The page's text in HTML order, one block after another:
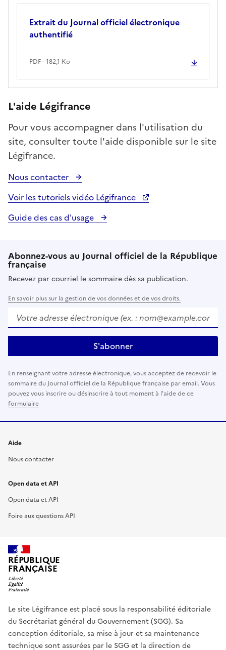
Extrait du Journal officiel électronique
authentifié
PDF - 182,1 Ko
L'aide Légifrance
Pour vous accompagner dans l'utilisation du
site, consulter toute l'aide disponible sur le site
Légifrance.
Nous contacter
Voir les tutoriels vidéo Légifrance
Guide des cas d'usage
Abonnez-vous au Journal officiel de la République
française
Recevez par courriel le sommaire dès sa publication.
En savoir plus sur la gestion de vos données et de vos droits.
Votre adresse électronique (ex. : nom@example.com
S'abonner
En renseignant votre adresse électronique, vous acceptez de recevoir le
sommaire du Journal officiel de la République française par email. Vous
pouvez vous inscrire ou désinscrire à tout moment à l'aide de ce
formulaire
Aide
Nous contacter
Open data et API
Open data et API
Foire aux questions API
RÉPUBLIQUE
FRANÇAISE
Le site Légifrance est placé sous la responsabilité éditoriale
du Secrétariat général du Gouvernement (SGG). Sa
conception éditoriale, sa mise à jour et sa maintenance
technique sont assurées par le SGG et la direction de